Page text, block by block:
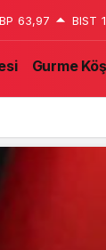
63,97 BIST
Gurme